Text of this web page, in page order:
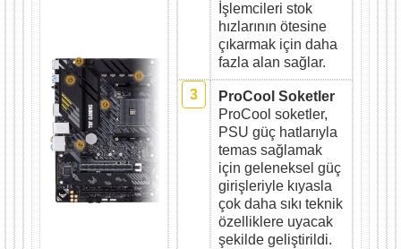
İşlemcileri stok
hızlarının ötesine
çıkarmak için daha
fazla alan sağlar.
3
ProCool Soketler
ProCool soketler,
PSU güç hatlarıyla
temas sağlamak
için geleneksel güç
girişleriyle kıyasla
çok daha sıkı teknik
özelliklere uyacak
şekilde geliştirildi.